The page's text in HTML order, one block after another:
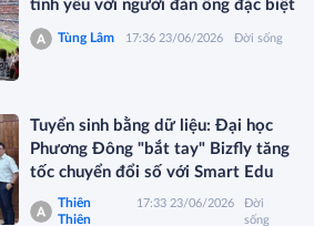
tình yêu với người đàn ông đặc biệt
Tùng Lâm 17:36 23/06/2026 Đời sống
Tuyển sinh bằng dữ liệu: Đại học
Phương Đông "bắt tay" Bizfly tăng
tốc chuyển đổi số với Smart Edu
Thiên
Thiên
17:33 23/06/2026
Đời
sống